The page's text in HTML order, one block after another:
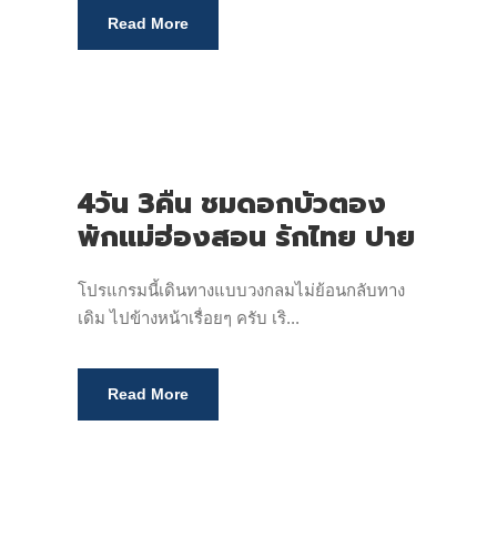
Read More
4วัน 3คืน ชมดอกบัวตอง
พักแม่ฮ่องสอน รักไทย ปาย
โปรแกรมนี้เดินทางแบบวงกลมไม่ย้อนกลับทาง
เดิม ไปข้างหน้าเรื่อยๆ ครับ เริ...
Read More